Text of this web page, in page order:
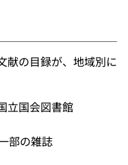
献の目録が、地域別に
国立国会図書館
部の雑誌